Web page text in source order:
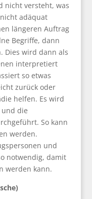
nicht versteht, was
adäquat
längeren Auftrag
Begriffe, dann
Dies wird dann als
interpretiert
so etwas
zurück oder
helfen. Es wird
die
So kann
werden.
und
notwendig, damit
werden kann.